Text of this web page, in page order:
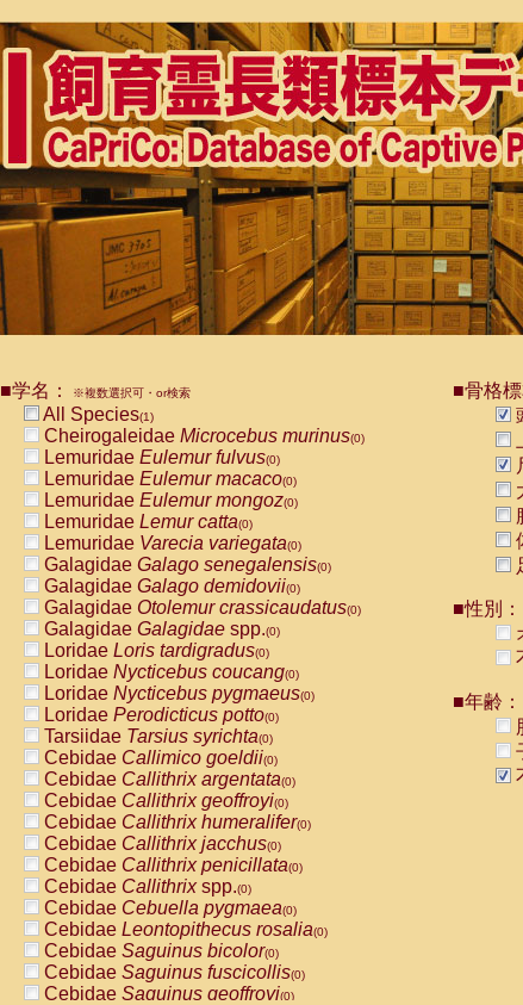
■学名： ※複数選択可・or検索
All Species(1)
Cheirogaleidae Microcebus murinus(0)
Lemuridae Eulemur fulvus(0)
Lemuridae Eulemur macaco(0)
Lemuridae Eulemur mongoz(0)
Lemuridae Lemur catta(0)
Lemuridae Varecia variegata(0)
Galagidae Galago senegalensis(0)
Galagidae Galago demidovii(0)
Galagidae Otolemur crassicaudatus(0)
Galagidae Galagidae spp.(0)
Loridae Loris tardigradus(0)
Loridae Nycticebus coucang(0)
Loridae Nycticebus pygmaeus(0)
Loridae Perodicticus potto(0)
Tarsiidae Tarsius syrichta(0)
Cebidae Callimico goeldii(0)
Cebidae Callithrix argentata(0)
Cebidae Callithrix geoffroyi(0)
Cebidae Callithrix humeralifer(0)
Cebidae Callithrix jacchus(0)
Cebidae Callithrix penicillata(0)
Cebidae Callithrixspp.(0)
Cebidae Cebuella pygmaea(0)
Cebidae Leontopithecus rosalia(0)
Cebidae Saguinus bicolor(0)
Cebidae Saguinus fuscicollis(0)
Cebidae Saguinus geoffroyi(0)
■骨格標
■性別：
■年齢：